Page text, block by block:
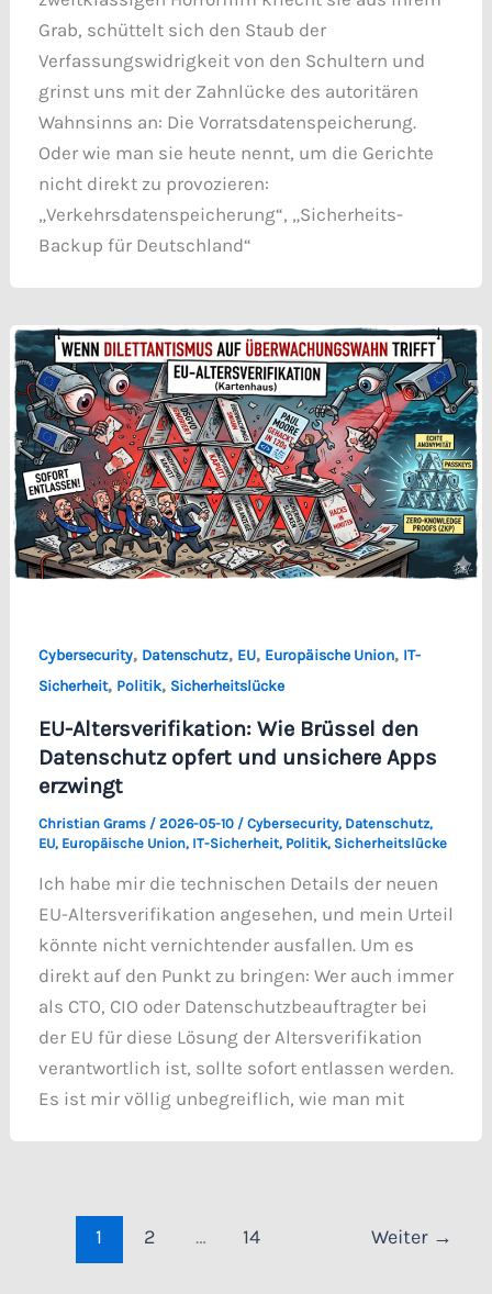
Grab, schüttelt sich den Staub der
Verfassungswidrigkeit von den Schultern und
grinst uns mit der Zahnlücke des autoritären
Wahnsinns an: Die Vorratsdatenspeicherung.
Oder wie man sie heute nennt, um die Gerichte
nicht direkt zu provozieren:
„Verkehrsdatenspeicherung“, „Sicherheits-
Backup für Deutschland“
Cybersecurity, Datenschutz, EU, Europäische Union, IT-
Sicherheit, Politik, Sicherheitslücke
EU-Altersverifikation: Wie Brüssel den
Datenschutz opfert und unsichere Apps
erzwingt
Christian Grams / 2026-05-10 / Cybersecurity, Datenschutz,
EU, Europäische Union, IT-Sicherheit, Politik, Sicherheitslücke
Ich habe mir die technischen Details der neuen
EU-Altersverifikation angesehen, und mein Urteil
könnte nicht vernichtender ausfallen. Um es
direkt auf den Punkt zu bringen: Wer auch immer
als CTO, CIO oder Datenschutzbeauftragter bei
der EU für diese Lösung der Altersverifikation
verantwortlich ist, sollte sofort entlassen werden.
Es ist mir völlig unbegreiflich, wie man mit
1 2 … 14 Weiter →